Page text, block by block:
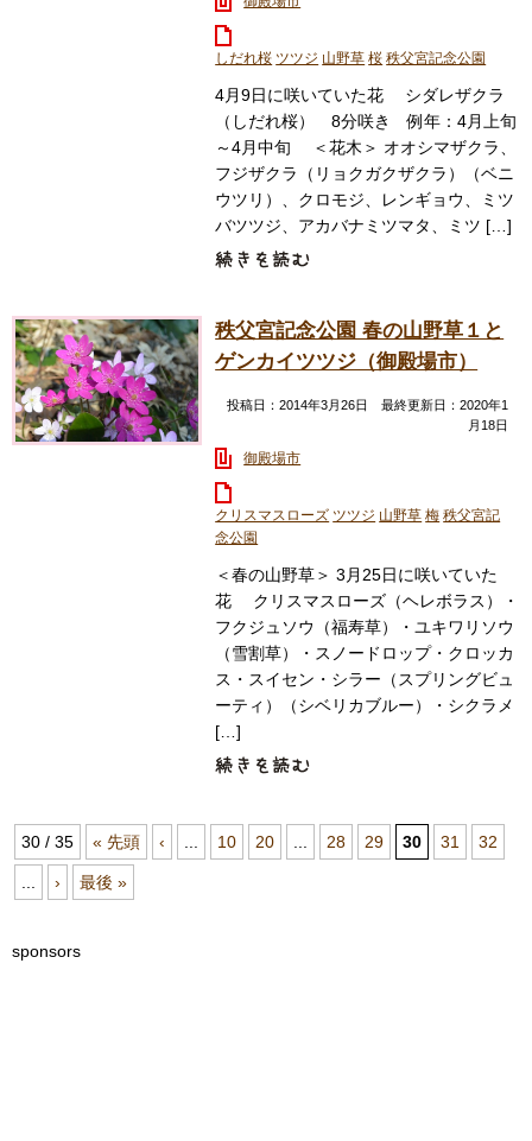
しだれ桜 ツツジ 山野草 桜 秩父宮記念公園
4月9日に咲いていた花 シダレザクラ
（しだれ桜） 8分咲き 例年：4月上旬
～4月中旬 ＜花木＞ オオシマザクラ、
フジザクラ（リョクガクザクラ）（ベニ
ウツリ）、クロモジ、レンギョウ、ミツ
バツツジ、アカバナミツマタ、ミツ […]
秩父宮記念公園 春の山野草１と
ゲンカイツツジ（御殿場市）
投稿日：2014年3月26日 最終更新日：2020年1
月18日
御殿場市
クリスマスローズ ツツジ 山野草 梅 秩父宮記
念公園
＜春の山野草＞ 3月25日に咲いていた
花 クリスマスローズ（ヘレボラス）・
フクジュソウ（福寿草）・ユキワリソウ
（雪割草）・スノードロップ・クロッカ
ス・スイセン・シラー（スプリングビュ
ーティ）（シベリカブルー）・シクラメ
[…]
30 / 35 « 先頭 ‹ 10 20 28 29 30 31 32
› 最後 »
sponsors